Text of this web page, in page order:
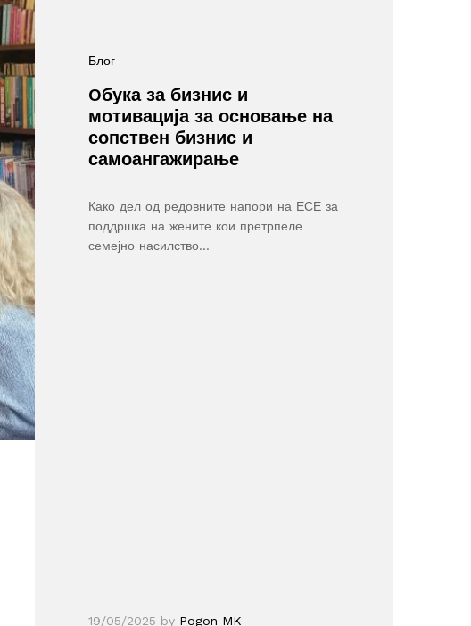
Блог
Oбука за бизнис и
мотивација за основање на
сопствен бизнис и
самоангажирање
Како дел од редовните напори на ЕСЕ за
поддршка на жените кои претрпеле
семејно насилство…
19/05/2025 by Pogon MK